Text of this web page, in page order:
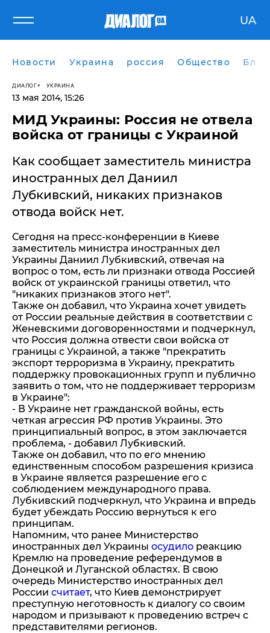
UA
Новости Украина россия Общество
ДИАЛОГ УКРАИНА
13 мая 2014, 15:26
МИД Украины: Россия не отвела
войска от границы с Украиной
Как сообщает заместитель министра
иностранных дел Даниил
Лубкивский, никаких признаков
отвода войск нет.
Сегодня на пресс-конференции в Киеве
заместитель министра иностранных дел
Украины Даниил Лубкивский, отвечая на
вопрос о том, есть ли признаки отвода Россией
войск от украинской границы ответил, что
"никаких признаков этого нет".
Также он добавил, что Украина хочет увидеть
от России реальные действия в соответствии с
Женевскими договоренностями и подчеркнул,
что Россия должна отвести свои войска от
границы с Украиной, а также "прекратить
экспорт терроризма в Украину, прекратить
поддержку провокационных групп и публично
заявить о том, что не поддерживает терроризм
в Украине":
- В Украине нет гражданской войны, есть
четкая агрессия РФ против Украины. Это
принципиальный вопрос, в этом заключается
проблема, - добавил Лубкивский.
Также он добавил, что по его мнению
единственным способом разрешения кризиса
в Украине является разрешение его с
соблюдением международного права.
Лубкивский подчеркнул, что Украина и впредь
будет убеждать Россию вернуться к его
принципам.
Напомним, что ранее Министерство
иностранных дел Украины осудило реакцию
Кремлю на проведение референдумов в
Донецкой и Луганской областях. В свою
очередь Министерство иностранных дел
России считает, что Киев демонстрирует
преступную неготовность к диалогу со своим
народом и призывают к проведению встреч с
представителями регионов.